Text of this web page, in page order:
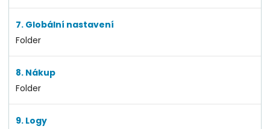
7. Globální nastavení
Folder
8. Nákup
Folder
9. Logy